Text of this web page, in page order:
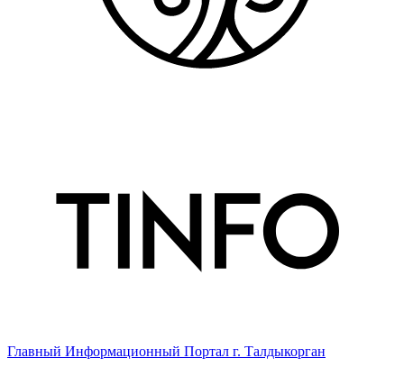
Главный Информационный Портал г. Талдыкорган